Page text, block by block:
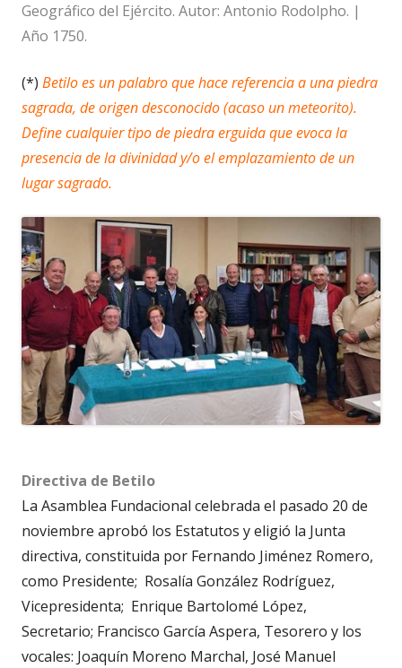
Geográfico del Ejército. Autor: Antonio Rodolpho. |
Año 1750.
(*) Betilo es unpalabroque hace referencia a una piedra
sagrada, de origen desconocido (acaso un meteorito).
Define cualquier tipo de piedra erguida que evoca la
presencia de la divinidad y/o el emplazamiento de un
lugar sagrado.
Directiva de Betilo
La Asamblea Fundacional celebrada el pasado 20 de
noviembre aprobó los Estatutos y eligió la Junta
directiva, constituida por Fernando Jiménez Romero,
como Presidente; Rosalía González Rodríguez,
Vicepresidenta; Enrique Bartolomé López,
Secretario; Francisco García Aspera, Tesorero y los
vocales: Joaquín Moreno Marchal, José Manuel